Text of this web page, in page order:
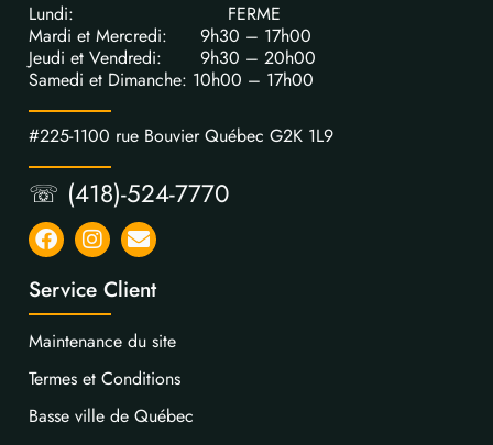
Lundi: FERME
Mardi et Mercredi: 9h30 – 17h00
Jeudi et Vendredi: 9h30 – 20h00
Samedi et Dimanche: 10h00 – 17h00
#225-1100 rue Bouvier Québec G2K 1L9
☏ (418)-524-7770
Service Client
Maintenance du site
Termes et Conditions
Basse ville de Québec